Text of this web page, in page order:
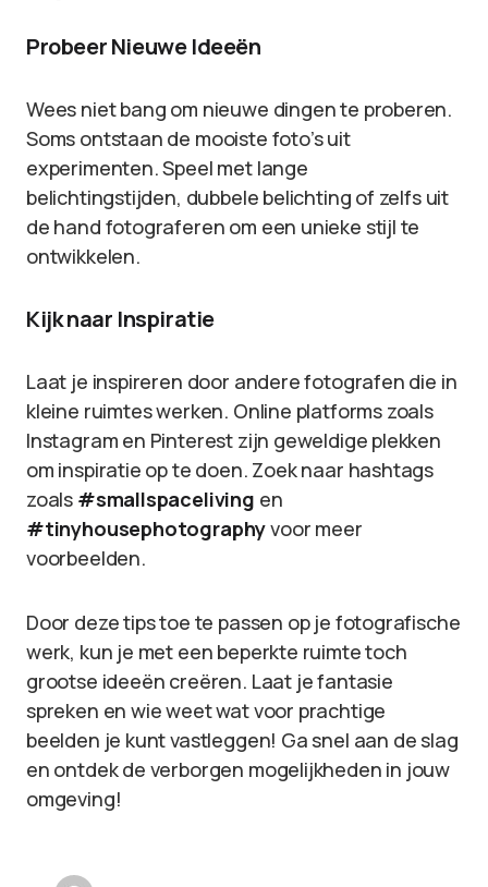
Probeer Nieuwe Ideeën
Wees niet bang om nieuwe dingen te proberen.
Soms ontstaan de mooiste foto’s uit
experimenten. Speel met lange
belichtingstijden, dubbele belichting of zelfs uit
de hand fotograferen om een unieke stijl te
ontwikkelen.
Kijk naar Inspiratie
Laat je inspireren door andere fotografen die in
kleine ruimtes werken. Online platforms zoals
Instagram en Pinterest zijn geweldige plekken
om inspiratie op te doen. Zoek naar hashtags
zoals #smallspaceliving en
#tinyhousephotographyvoor meer
voorbeelden.
Door deze tips toe te passen op je fotografische
werk, kun je met een beperkte ruimte toch
grootse ideeën creëren. Laat je fantasie
spreken en wie weet wat voor prachtige
beelden je kunt vastleggen! Ga snel aan de slag
en ontdek de verborgen mogelijkheden in jouw
omgeving!